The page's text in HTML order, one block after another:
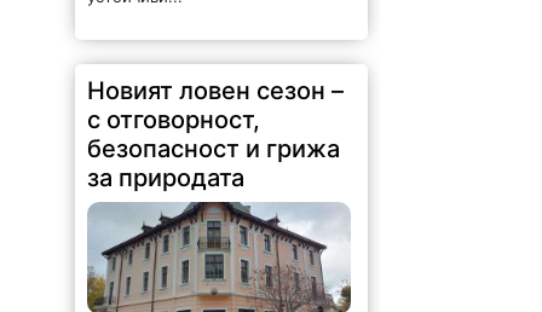
Новият ловен сезон –
с отговорност,
безопасност и грижа
за природата